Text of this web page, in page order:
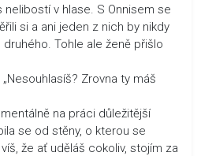
nelibostí v hlase. S Onnisem se
si a ani jeden z nich by nikdy
Tohle ale ženě přišlo
Zrovna ty máš
na práci důležitější
se od stěny, o kterou se
že ať uděláš cokoliv, stojím za